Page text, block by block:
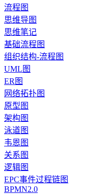
流程图
思维导图
思维笔记
基础流程图
组织结构-流程图
UML图
ER图
网络拓扑图
原型图
架构图
泳道图
韦恩图
关系图
逻辑图
EPC事件过程链图
BPMN2.0